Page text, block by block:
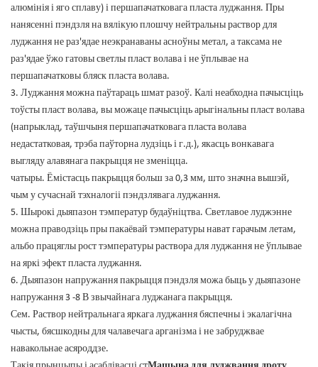
алюмінія і яго сплаву) і першапачатковага пласта луджання. Пры
нанясенні пэндзля на вялікую плошчу нейтральны раствор для
луджання не раз'ядае неэкранаваны асноўны метал, а таксама не
раз'ядае ўжо гатовы светлы пласт волава і не ўплывае на
першапачатковы бляск пласта волава.
3. Луджання можна паўтараць шмат разоў. Калі неабходна пачысціць
тоўсты пласт волава, вы можаце пачысціць арыгінальны пласт волава
(напрыклад, таўшчыня першапачатковага пласта волава
недастатковая, трэба паўторна лудзіць і г.д.), якасць вонкавага
выгляду алавянага пакрыцця не зменіцца.
чатыры. Ёмістасць пакрыцця больш за 0,3 мм, што значна вышэй,
чым у сучаснай тэхналогіі пэндзлявага луджання.
5. Шырокі дыяпазон тэмператур будаўніцтва. Светлавое луджэнне
можна праводзіць пры пакаёвай тэмпературы нават гарачым летам,
альбо працяглы рост тэмпературы раствора для луджання не ўплывае
на яркі эфект пласта луджання.
6. Дыяпазон напружання пакрыцця пэндзля можа быць у дыяпазоне
напружання 3 -8 В звычайнага луджанага пакрыцця.
Сем. Раствор нейтральнага яркага луджання бяспечны і экалагічна
чысты, бясшкодны для чалавечага арганізма і не забруджвае
навакольнае асяроддзе.